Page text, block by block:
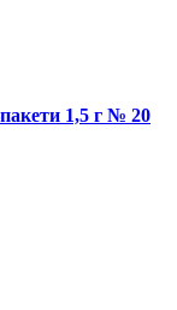
1,5 г № 20